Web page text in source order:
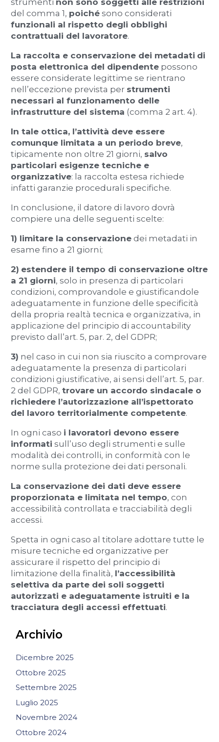
strumenti non sono soggetti alle restrizioni
del comma 1, poiché sono considerati
funzionali al rispetto degli obblighi
contrattuali del lavoratore.
La raccolta e conservazione dei metadati di
posta elettronica del dipendente possono
essere considerate legittime se rientrano
nell’eccezione prevista per strumenti
necessari al funzionamento delle
infrastrutture del sistema (comma 2 art. 4).
In tale ottica, l’attività deve essere
comunque limitata a un periodo breve,
tipicamente non oltre 21 giorni, salvo
particolari esigenze tecniche e
organizzative: la raccolta estesa richiede
infatti garanzie procedurali specifiche.
In conclusione, il datore di lavoro dovrà
compiere una delle seguenti scelte:
1) limitare la conservazione dei metadati in
esame fino a 21 giorni;
2) estendere il tempo di conservazione oltre
a 21 giorni, solo in presenza di particolari
condizioni, comprovandole e giustificandole
adeguatamente in funzione delle specificità
della propria realtà tecnica e organizzativa, in
applicazione del principio di accountability
previsto dall’art. 5, par. 2, del GDPR;
3) nel caso in cui non sia riuscito a comprovare
adeguatamente la presenza di particolari
condizioni giustificative, ai sensi dell’art. 5, par.
2 del GDPR,trovare un accordo sindacale o
richiedere l’autorizzazione all’ispettorato
del lavoro territorialmente competente.
In ogni caso i lavoratori devono essere
informati sull’uso degli strumenti e sulle
modalità dei controlli, in conformità con le
norme sulla protezione dei dati personali.
La conservazione dei dati deve essere
proporzionata e limitata nel tempo, con
accessibilità controllata e tracciabilità degli
accessi.
Spetta in ogni caso al titolare adottare tutte le
misure tecniche ed organizzative per
assicurare il rispetto del principio di
limitazione della finalità, l’accessibilità
selettiva da parte dei soli soggetti
autorizzati e adeguatamente istruiti e la
tracciatura degli accessi effettuati.
Archivio
Dicembre 2025
Ottobre 2025
Settembre 2025
Luglio 2025
Novembre 2024
Ottobre 2024